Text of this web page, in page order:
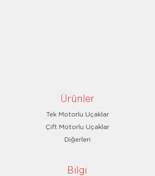
Ürünler
Tek Motorlu Uçaklar
Çift Motorlu Uçaklar
Diğerleri
Bilgi